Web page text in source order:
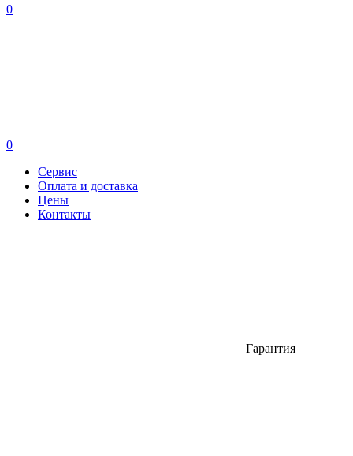
0
0
Сервис
Оплата и доставка
Цены
Контакты
Гарантия